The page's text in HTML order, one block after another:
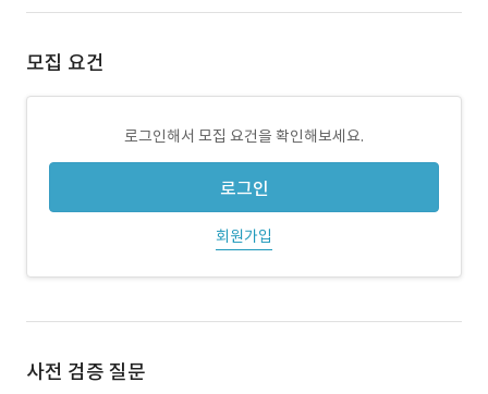
모집 요건
로그인해서 모집 요건을 확인해보세요.
로그인
회원가입
사전 검증 질문